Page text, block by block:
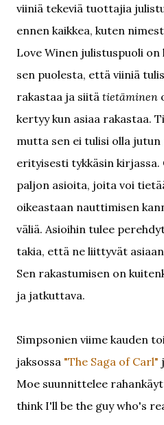
viiniä tekeviä tuottajia
ennen kaikkea, kuten
Love Winen julistuspuoli
sen puolesta, että viiniä
rakastaa ja siitä tietäminen
kertyy kun asiaa rakastaa.
mutta sen ei tulisi olla jutun
erityisesti tykkäsin kirjassa.
paljon asioita, joita voi
oikeastaan nauttimisen
väliä. Asioihin tulee
takia, että ne liittyvät
Sen rakastumisen on
ja jatkuttava.
Simpsonien viime kauden
jaksossa "The Saga of Carl"
Moe suunnittelee
think I'll be the guy who's